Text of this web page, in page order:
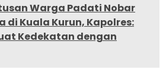
Warga Padati Nobar
di Kuala Kurun, Kapolres:
Kedekatan dengan